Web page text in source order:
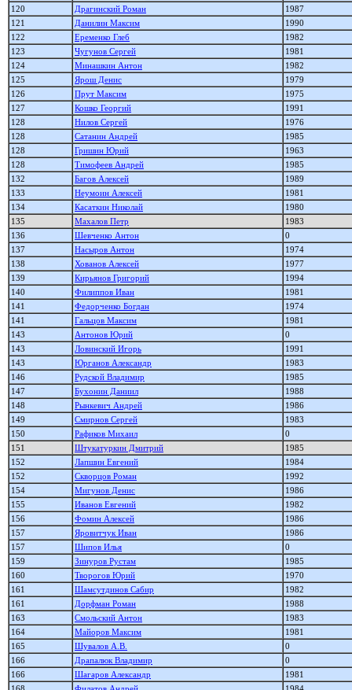
120
Драгинский Роман
1987
121
Данилин Максим
1990
122
Еременко Глеб
1982
123
Чугунов Сергей
1981
124
Минашкин Антон
1982
125
Ярош Денис
1979
126
Прут Максим
1975
127
Кошко Георгий
1991
128
Нилов Сергей
1976
128
Сатанин Андрей
1985
128
Гришин Юрий
1963
128
Тимофеев Андрей
1985
132
Багов Алексей
1989
133
Неумоин Алексей
1981
134
Касаткин Николай
1980
135
Махалов Петр
1983
136
Шевченко Антон
0
137
Насыров Антон
1974
138
Хованов Алексей
1977
139
Кирьянов Григорий
1994
140
Филиппов Иван
1981
141
Федорченко Богдан
1974
141
Гальцов Максим
1981
143
Антонов Юрий
0
143
Ловинский Игорь
1991
143
Юрганов Александр
1983
146
Рудской Владимир
1985
147
Бухонин Даниил
1988
148
Рынкевич Андрей
1986
149
Смирнов Сергей
1983
150
Рафиков Михаил
0
151
Штукатуркин Дмитрий
1985
152
Лапшин Евгений
1984
152
Скворцов Роман
1992
154
Мигунов Денис
1986
155
Иванов Евгений
1982
156
Фомин Алексей
1986
157
Яровитчук Иван
1986
157
Шипов Илья
0
159
Зинуров Рустам
1985
160
Творогов Юрий
1970
161
Шамсутдинов Сабир
1982
161
Дорфман Роман
1988
163
Смольский Антон
1983
164
Майоров Максим
1981
165
Шувалов А.В.
0
166
Драпалюк Владимир
0
166
Шагаров Александр
1981